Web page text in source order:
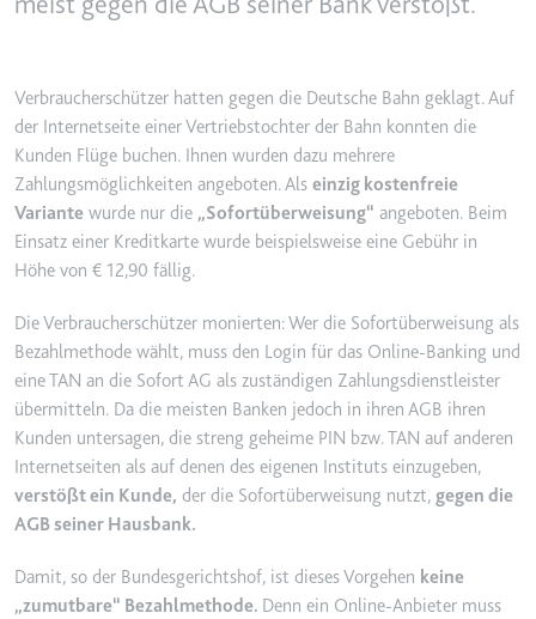
zu senden. Erfasst den Besucher
über Geräte und Marketingkanäle
hinweg.
Ablauf:
2 Jahre
Typ:
HTTP-Cookie
_ga_#
Anbieter:
smartlaw.de
Zweck:
Wird verwendet, um Daten zu
Google Analytics über das Gerät
und das Verhalten des Besuchers
zu senden. Erfasst den Besucher
über Geräte und Marketingkanäle
hinweg.
Typ:
HTTP-Cookie
Typ:
HTTP-Cookie
YSC
Anbieter:
youtube.com
Zweck:
Registriert eine eindeutige ID, um
Statistiken der Videos von
gesehen hat, zu behalten.
Ablauf:
Sitzung
Typ:
HTTP-Cookie
Verbraucherschützer hatten gegen die Deutsche Bahn geklagt. Auf
der Internetseite einer Vertriebstochter der Bahn konnten die
Kunden Flüge buchen. Ihnen wurden dazu mehrere
Zahlungsmöglichkeiten angeboten. Als einzig kostenfreie
Variante wurde nur die „Sofortüberweisung“ angeboten. Beim
Einsatz einer Kreditkarte wurde beispielsweise eine Gebühr in
Höhe von € 12,90 fällig.
Die Verbraucherschützer monierten: Wer die Sofortüberweisung als
Bezahlmethode wählt, muss den Login für das Online-Banking und
eine TAN an die Sofort AG als zuständigen Zahlungsdienstleister
übermitteln. Da die meisten Banken jedoch in ihren AGB ihren
Kunden untersagen, die streng geheime PIN bzw. TAN auf anderen
Internetseiten als auf denen des eigenen Instituts einzugeben,
verstößt ein Kunde, der die Sofortüberweisung nutzt, gegen die
AGB seiner Hausbank.
Damit, so der Bundesgerichtshof, ist dieses Vorgehen keine
„zumutbare“ Bezahlmethode. Denn ein Online-Anbieter muss